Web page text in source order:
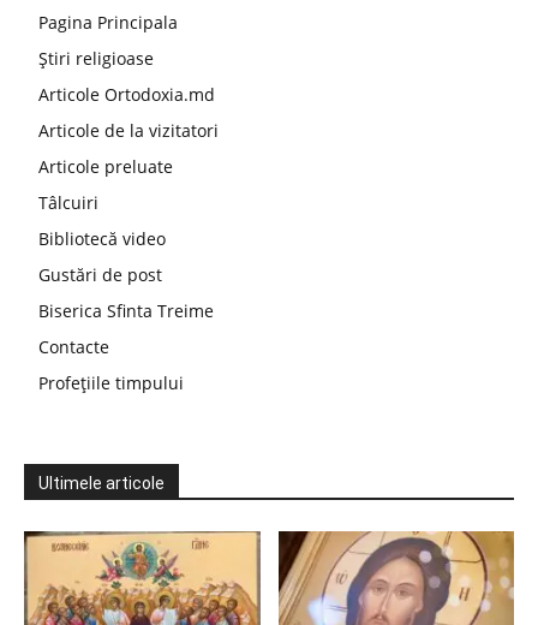
Pagina Principala
Știri religioase
Articole Ortodoxia.md
Articole de la vizitatori
Articole preluate
Tâlcuiri
Bibliotecă video
Gustări de post
Biserica Sfinta Treime
Contacte
Profețiile timpului
Ultimele articole